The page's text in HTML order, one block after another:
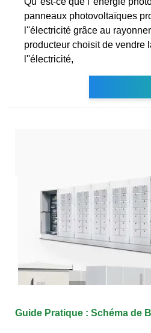
panneaux photovoltaïques
l''électricité grâce au
producteur choisit de vendre
l''électricité,
Guide Pratique : Schéma de